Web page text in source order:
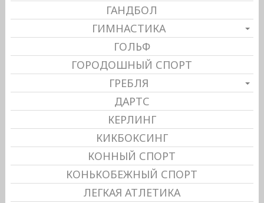
ГАНДБОЛ
ГИМНАСТИКА
ГОЛЬФ
ГОРОДОШНЫЙ СПОРТ
ГРЕБЛЯ
ДАРТС
КЕРЛИНГ
КИКБОКСИНГ
КОННЫЙ СПОРТ
КОНЬКОБЕЖНЫЙ СПОРТ
ЛЕГКАЯ АТЛЕТИКА